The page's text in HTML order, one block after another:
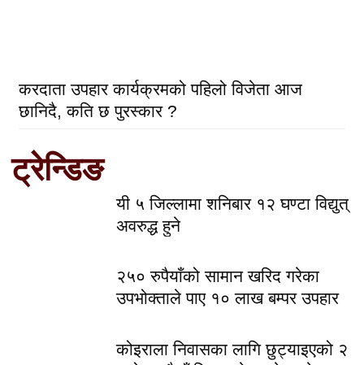
करदाता उपहार कार्यक्रमको पहिलो विजेता आज
छानिदै, कति छ पुरस्कार ?
ट्रेन्डिङ
यी ५ जिल्लामा शनिबार १२ घण्टा विद्युत्
अवरुद्ध हुने
२५० रुपैयाँको सामान खरिद गरेका
उपभोक्ताले पाए १० लाख बम्पर उपहार
कोइराला निवासका लागि छुट्याइएको २